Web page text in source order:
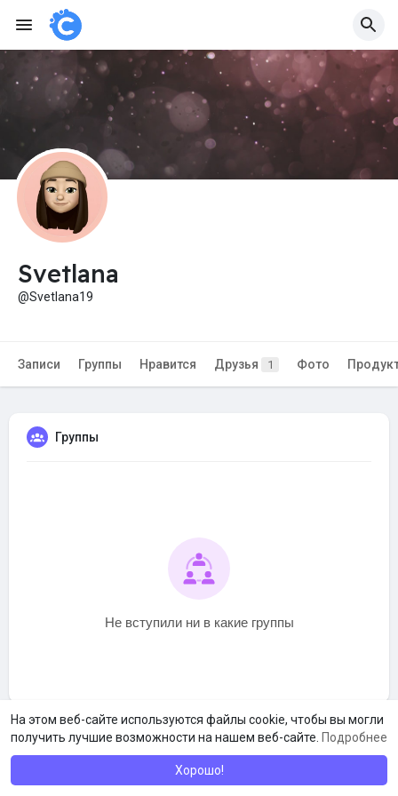
На этом веб-сайте используются файлы cookie, чтобы вы могли
получить лучшие возможности на нашем веб-сайте. Подробнее
Хорошо!
Svetlana
@Svetlana19
Записи Группы Нравится Друзья 1 Фото
Группы
Не вступили ни в какие группы